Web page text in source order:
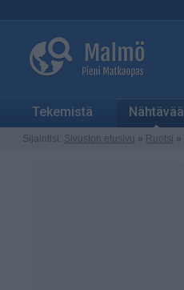
Tekemistä Nähtävää
Sijaintisi: Sivuston etusivu » Ruotsi »